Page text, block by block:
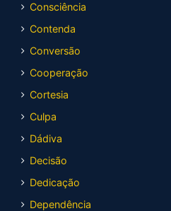
Consciência
Contenda
Conversão
Cooperação
Cortesia
Culpa
Dádiva
Decisão
Dedicação
Dependência